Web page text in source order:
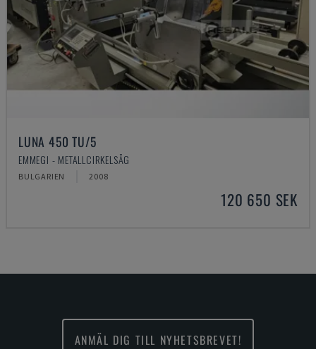
LUNA 450 TU/5
EMMEGI - METALLCIRKELSÅG
BULGARIEN 2008
120 650 SEK
ANMÄL DIG TILL NYHETSBREVET!